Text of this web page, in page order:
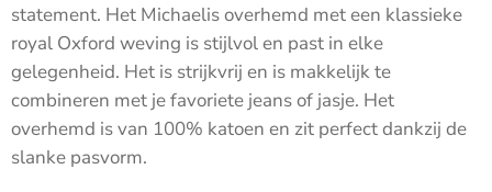
statement. Het Michaelis overhemd met een klassieke
royal Oxford weving is stijlvol en past in elke
gelegenheid. Het is strijkvrij en is makkelijk te
combineren met je favoriete jeans of jasje. Het
overhemd is van 100% katoen en zit perfect dankzij de
slanke pasvorm.